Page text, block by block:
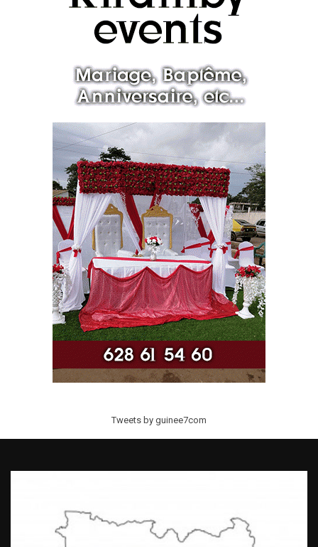
Tweets by guinee7com